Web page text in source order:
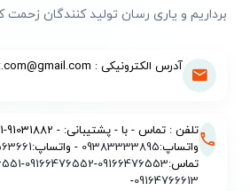
برداریم و یاری رسان تولید کنندگان
آدرس الکترونیکی : alvanmarket.com@gmail.com
واتساپ:09383333895 - واتساپ:
تماس:09166476553
-
09166476552
-
09164766613
-